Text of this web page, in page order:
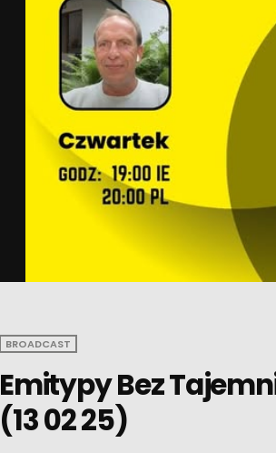
BROADCAST
Emitypy Bez
(13 02 25)